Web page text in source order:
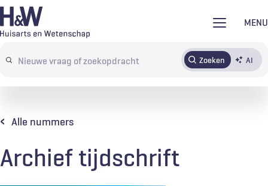
Overslaan
en
de
MENU
Search
terms
Zoeken AI
AbonnerenTijdschrift Inloggen
Alle nummers
Archief tijdschrift